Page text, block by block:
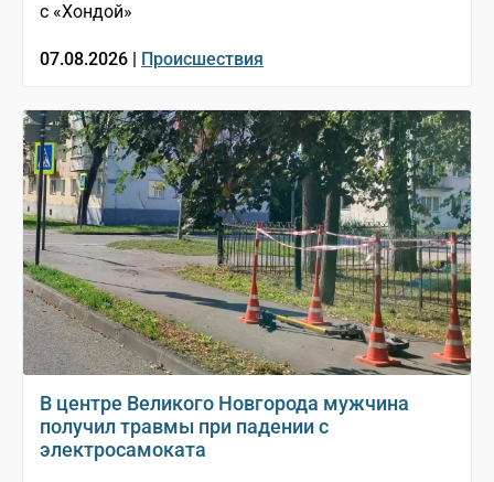
с «Хондой»
07.08.2026 | Происшествия
В центре Великого Новгорода мужчина
получил травмы при падении с
электросамоката